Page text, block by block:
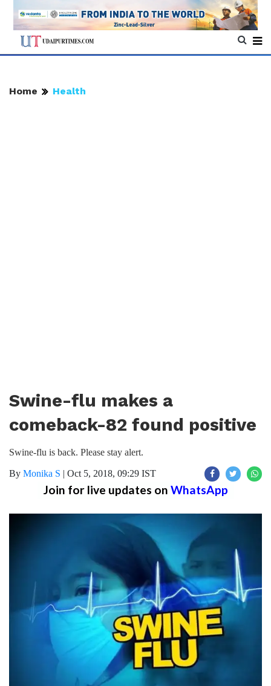
Home Health
Swine-flu makes a
comeback-82 found positive
Swine-flu is back. Please stay alert.
By Monika S | Oct 5, 2018, 09:29 IST
Join for live updates on WhatsApp